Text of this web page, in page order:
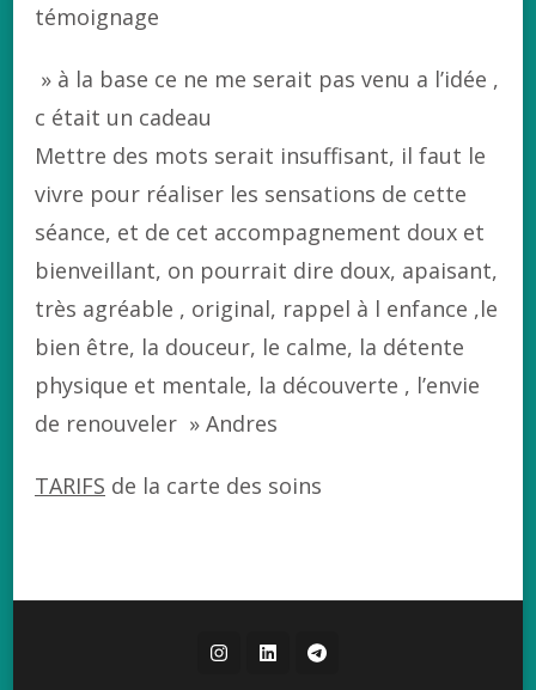
témoignage
» à la base ce ne me serait pas venu a l’idée ,
c était un cadeau
Mettre des mots serait insuffisant, il faut le
vivre pour réaliser les sensations de cette
séance, et de cet accompagnement doux et
bienveillant, on pourrait dire doux, apaisant,
très agréable , original, rappel à l enfance ,le
bien être, la douceur, le calme, la détente
physique et mentale, la découverte , l’envie
de renouveler » Andres
TARIFS de la carte des soins